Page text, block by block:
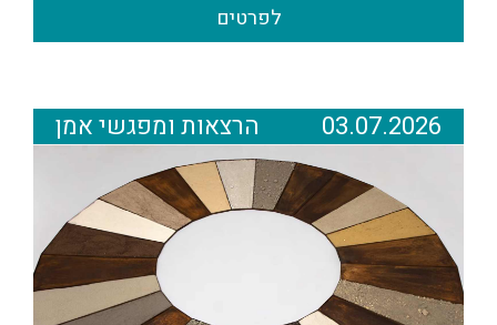
לפרטים
03.07.2026 הרצאות ומפגשי אמן